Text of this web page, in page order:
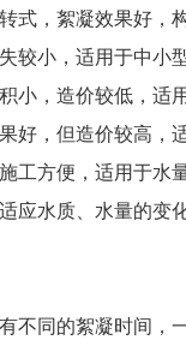
式，絮凝效果好，
较小，适用于中小
小，造价较低，适
好，但造价较高，
工方便，适用于水
应水质、水量的变
不同的絮凝时间，